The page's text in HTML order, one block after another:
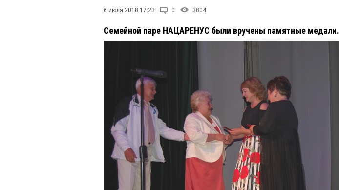
6 июля 2018 17:23 0 3804
Семейной паре НАЦАРЕНУС были вручены памятные медали.